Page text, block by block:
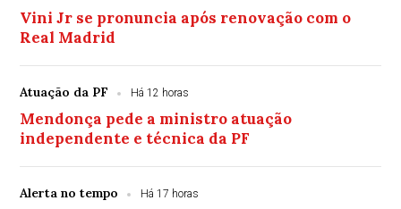
Vini Jr se pronuncia após renovação com o
Real Madrid
Atuação da PF Há 12 horas
Mendonça pede a ministro atuação
independente e técnica da PF
Alerta no tempo Há 17 horas